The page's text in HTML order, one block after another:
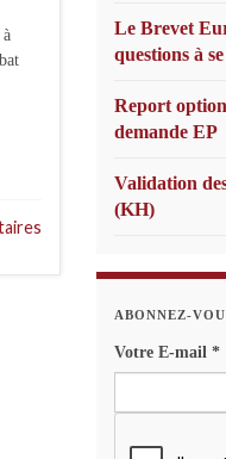
Le Brevet
questions à
Report
demande EP
Validation
(KH)
ABONNEZ-
Votre E-mail *